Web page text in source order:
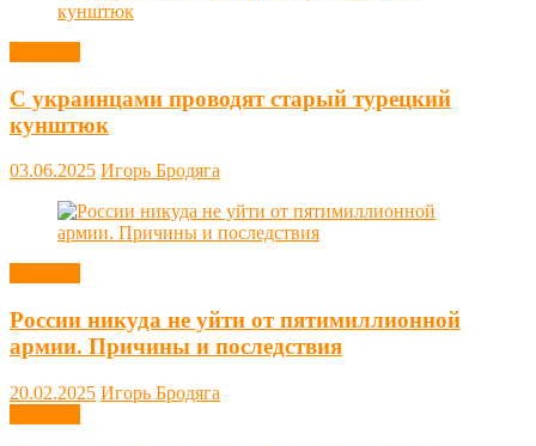
С украинцами проводят старый турецкий
кунштюк
03.06.2025 Игорь Бродяга
России никуда не уйти от пятимиллионной
армии. Причины и последствия
20.02.2025 Игорь Бродяга